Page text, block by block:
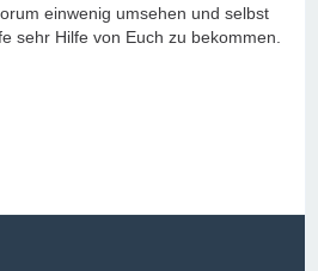
einwenig umsehen und selbst
sehr Hilfe von Euch zu bekommen.